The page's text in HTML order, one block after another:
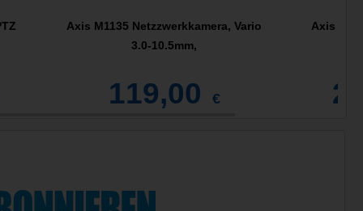
Axis M1135 Netzzwerkkamera, Vario
3.0-10.5mm,
119,00 €
Axis